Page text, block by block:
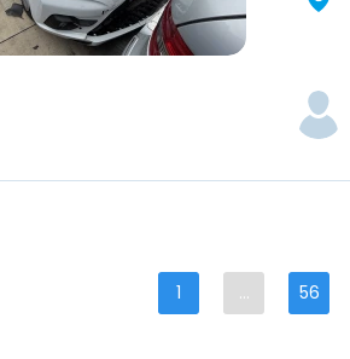
1 ... 56